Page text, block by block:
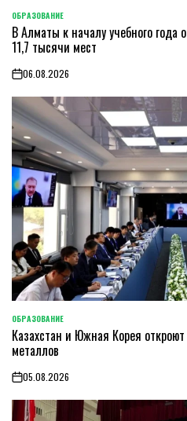
POSTED
IN
ОБРАЗОВАНИЕ
В Алматы к началу учебного года
11,7 тысячи мест
on06.08.2026
POSTED
IN
ОБРАЗОВАНИЕ
Казахстан и Южная Корея
металлов
on05.08.2026